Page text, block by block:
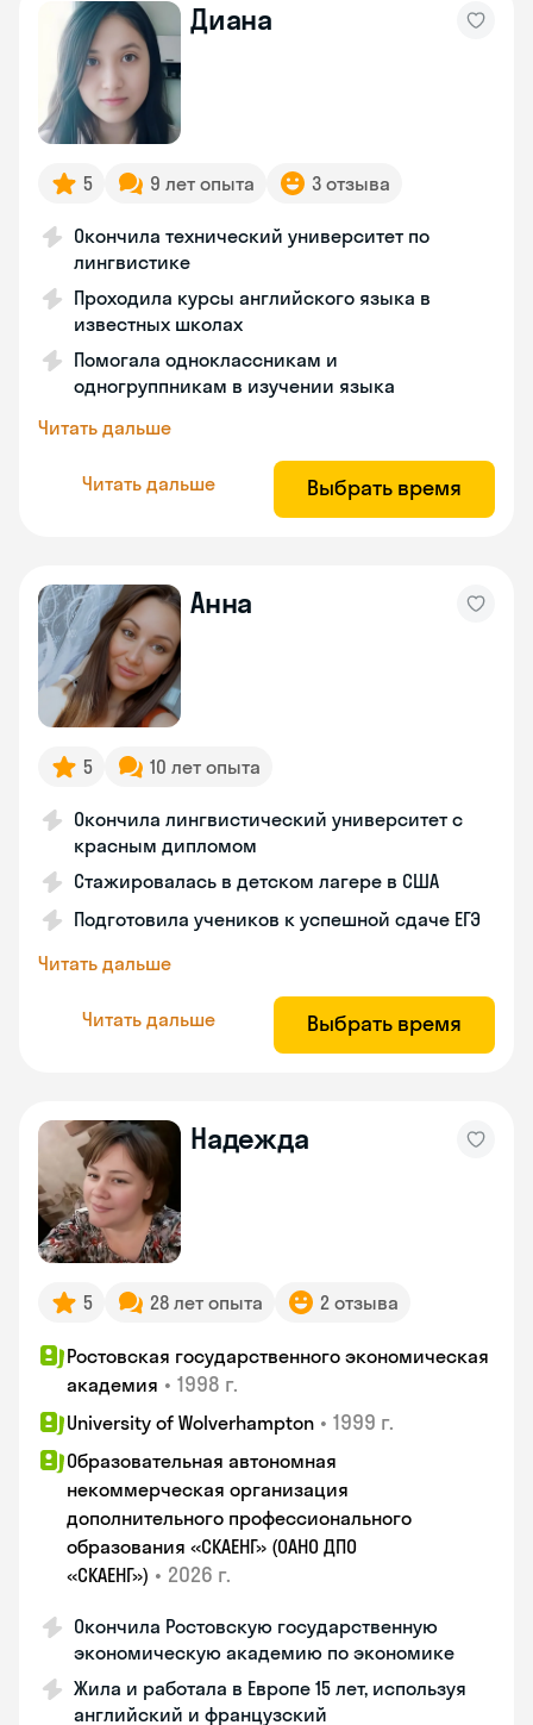
Диана
5 9 лет опыта 3 отзыва
Окончила технический университет по
лингвистике
Проходила курсы английского языка в
известных школах
Помогала одноклассникам и
одногруппникам в изучении языка
Читать дальше
Читать дальше Выбрать время
Анна
5 10 лет опыта
Окончила лингвистический университет с
красным дипломом
Стажировалась в детском лагере в США
Подготовила учеников к успешной сдаче ЕГЭ
Читать дальше
Читать дальше Выбрать время
Надежда
5 28 лет опыта 2 отзыва
Ростовская государственного экономическая
академия • 1998 г.
University of Wolverhampton • 1999 г.
Образовательная автономная
некоммерческая организация
дополнительного профессионального
образования «СКАЕНГ» (ОАНО ДПО
«СКАЕНГ») • 2026 г.
Окончила Ростовскую государственную
экономическую академию по экономике
Жила и работала в Европе 15 лет, используя
английский и французский